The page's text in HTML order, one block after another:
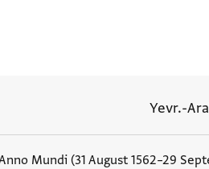
Yevr.-
Mundi (31 August 1562–29